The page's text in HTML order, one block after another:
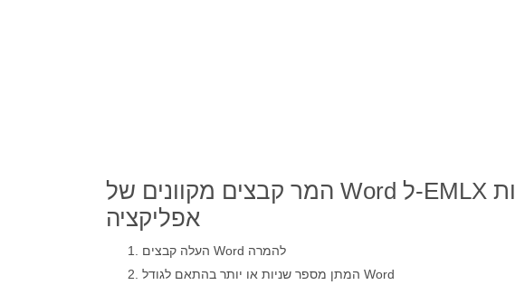
המר קבצים מקוונים של Word ל-EMLX באמצעות
אפליקציה
העלה קבצים Word להמרה
המתן מספר שניות או יותר בהתאם לגודל Word